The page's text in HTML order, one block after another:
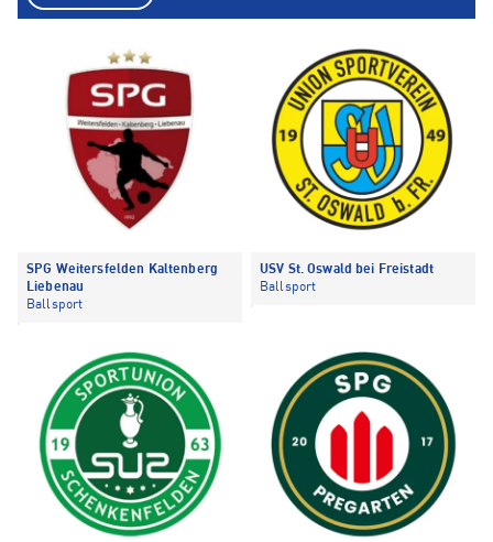
SPG Weitersfelden Kaltenberg
Liebenau
Ballsport
USV St. Oswald bei Freistadt
Ballsport